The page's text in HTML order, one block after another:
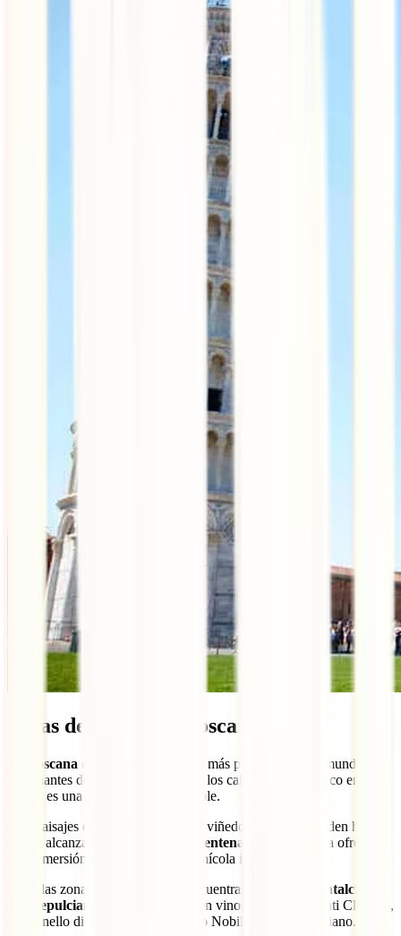
Catas de vino en la Toscana
La Toscana es uno de los destinos más prestigiosos del mundo para
los amantes del vino, y una cata de los caldos del dios Baco en esta
región es una experiencia inolvidable.
Con paisajes de colinas onduladas, viñedos que se extienden hasta
donde alcanza la vista y
bodegas centenarias
, la Toscana ofrece
una inmersión total en la cultura vinícola italiana.
Entre las zonas más famosas se encuentran
Chianti, Montalcino y
Montepulciano
, donde se producen vinos como el Chianti Classico,
el Brunello di Montalcino y el Vino Nobile di Montepulciano.